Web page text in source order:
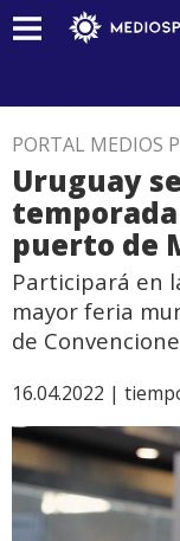
PORTAL MEDIOS
Uruguay
puerto de
Participará en
mayor feria
de
16.04.2022 |